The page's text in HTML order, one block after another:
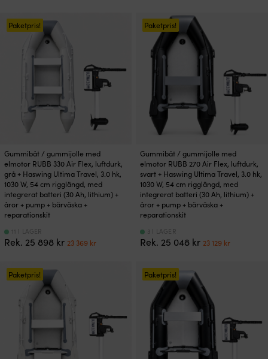
var:
18
499 kr.
Paketpris!
Gummibåt / gummijolle med
elmotor RUBB 330 Air Flex, luftdurk,
grå + Haswing Ultima Travel, 3.0 hk,
1030 W, 54 cm rigglängd, med
integrerat batteri (30 Ah, lithium) +
åror + pump + bärväska +
reparationskit
Rek. 25 898 kr Det
898 kr.
23 369 krDet
11 I LAGER
Paketpris!
Gummibåt / gummijolle med
elmotor RUBB 270 Air Flex, luftdurk,
svart + Haswing Ultima Travel, 3.0 hk,
1030 W, 54 cm rigglängd, med
integrerat batteri (30 Ah, lithium) +
åror + pump + bärväska +
reparationskit
Rek. 25 048 kr Det
25
048 kr.
23 129 krDet
3 I LAGER
Paketpris! Paketpris!